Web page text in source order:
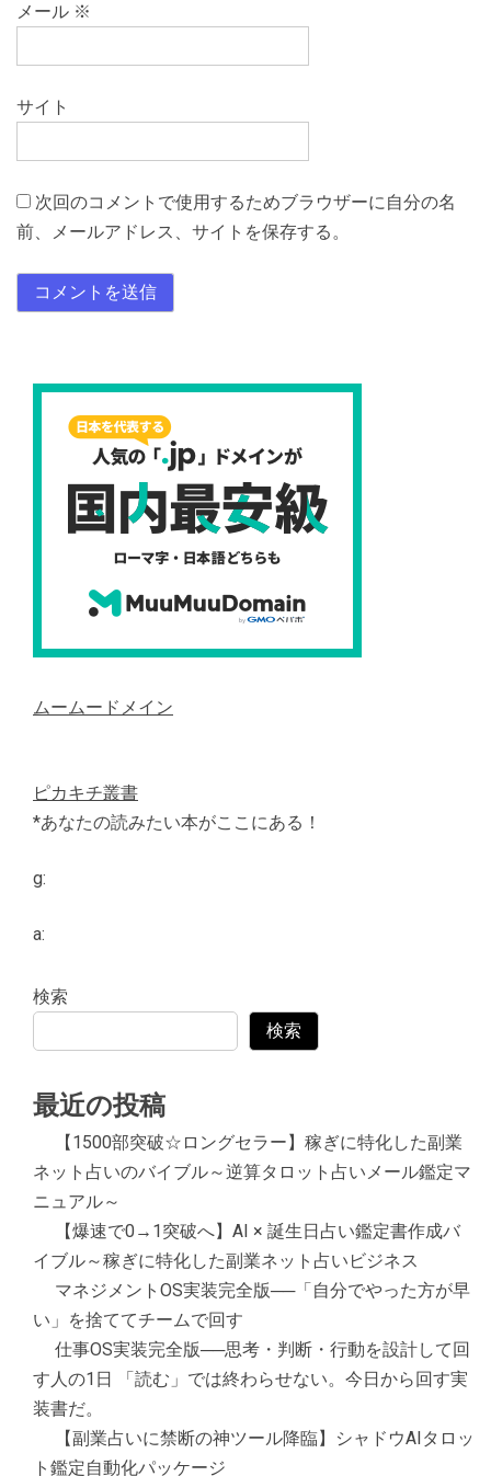
メール ※
サイト
次回のコメントで使用するためブラウザーに自分の名
前、メールアドレス、サイトを保存する。
ムームードメイン
ピカキチ叢書
*あなたの読みたい本がここにある！
g:
a:
検索
検索
最近の投稿
【1500部突破☆ロングセラー】稼ぎに特化した副業
ネット占いのバイブル～逆算タロット占いメール鑑定マ
ニュアル～
【爆速で0→1突破へ】AI × 誕生日占い鑑定書作成バ
イブル～稼ぎに特化した副業ネット占いビジネス
マネジメントOS実装完全版──「自分でやった方が早
い」を捨ててチームで回す
仕事OS実装完全版──思考・判断・行動を設計して回
す人の1日 「読む」では終わらせない。今日から回す実
装書だ。
【副業占いに禁断の神ツール降臨】シャドウAIタロッ
ト鑑定自動化パッケージ